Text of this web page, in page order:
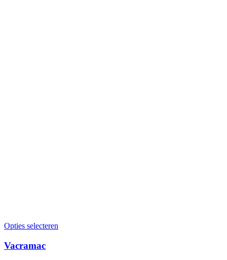
Opties selecteren
Vacramac